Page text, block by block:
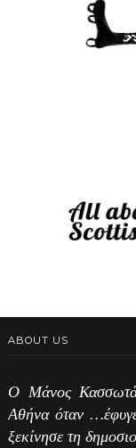
ABOUT US
Ο Μάνος
Αθήνα όταν
ξεκίνησε τη